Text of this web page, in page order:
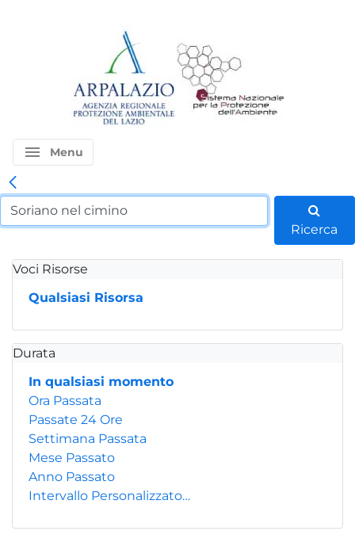
menu Menu
Ricerca
Voci Risorse
Qualsiasi Risorsa
Durata
In qualsiasi momento
Ora Passata
Passate 24 Ore
Settimana Passata
Mese Passato
Anno Passato
Intervallo Personalizzato…